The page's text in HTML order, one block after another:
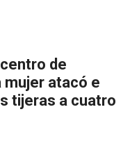
de
mujer atacó e
tijeras a cuatro